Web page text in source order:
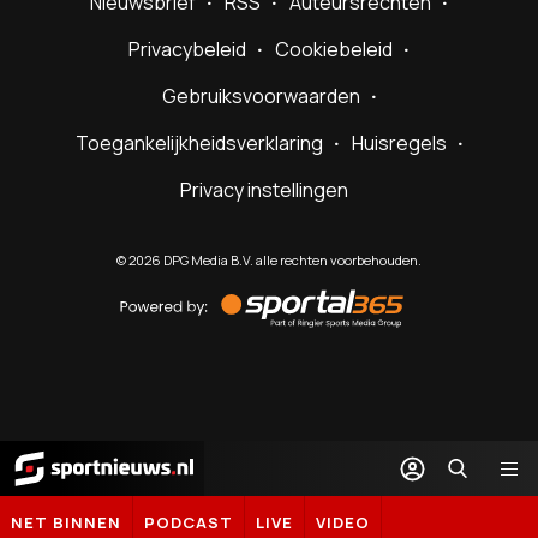
Privacybeleid
Cookiebeleid
Gebruiksvoorwaarden
Toegankelijkheidsverklaring
Huisregels
Privacy instellingen
©2026 DPG Media B.V. alle rechten voorbehouden.
by
Sportal365
Sportnieuws.nl
NET BINNEN PODCAST LIVE VIDEO